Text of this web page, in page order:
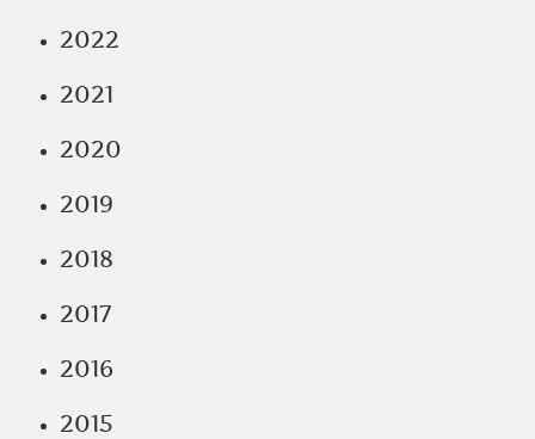
2022
2021
2020
2019
2018
2017
2016
2015